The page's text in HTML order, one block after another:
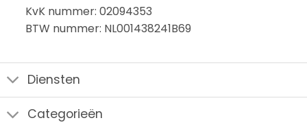
KvK nummer: 02094353
BTW nummer: NL001438241B69
Diensten
Categorieën